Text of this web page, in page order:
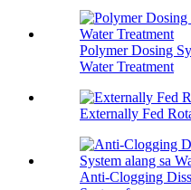
Polymer Dosing
Water Treatment
Externally Fed
Anti-Clogging